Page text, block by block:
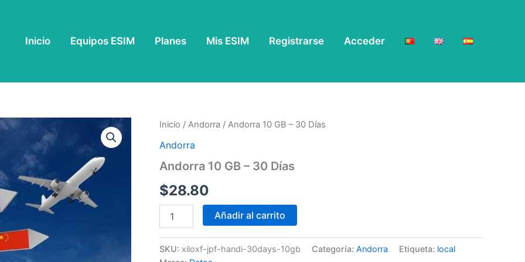
Inicio Equipos ESIM Planes Mis ESIM Registrarse Acceder
Inicio / Andorra / Andorra 10 GB – 30 Días
Andorra
Andorra 10 GB – 30 Días
$28.80
Andorra
GB
30
cantidad
Añadir al carrito
SKU: xiloxf-jpf-handi-30days-10gb Categoría: Andorra Etiqueta: local